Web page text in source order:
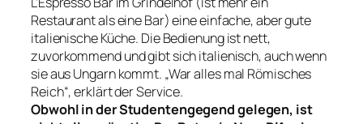
Restaurant als eine Bar) eine einfache, aber gute
italienische Küche. Die Bedienung ist nett,
zuvorkommend und gibt sich italienisch, auch wenn
sie aus Ungarn kommt. „War alles mal Römisches
Reich“, erklärt der Service.
Obwohl in der Studentengegend gelegen, ist